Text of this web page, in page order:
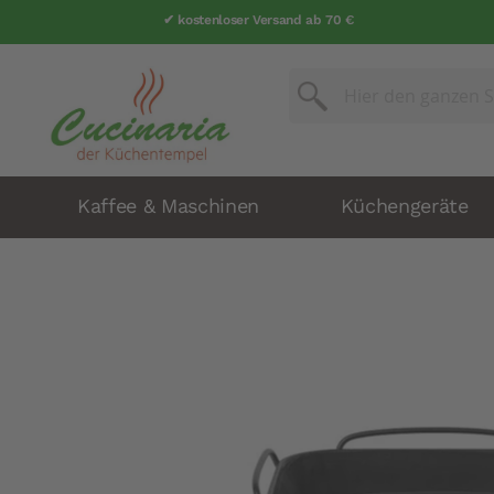
✔ kostenloser Versand ab 70 €
Suche
Kaffee & Maschinen Küchengeräte